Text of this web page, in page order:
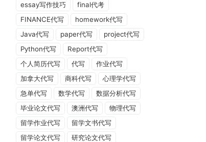
essay写作技巧
final代考
FINANCE代写
homework代写
Java代写
paper代写
project代写
Python代写
Report代写
个人简历代写
代写
作业代写
加拿大代写
商科代写
心理学代写
急单代写
数学代写
数据分析代写
毕业论文代写
澳洲代写
物理代写
留学作业代写
留学文书代写
留学论文代写
研究论文代写